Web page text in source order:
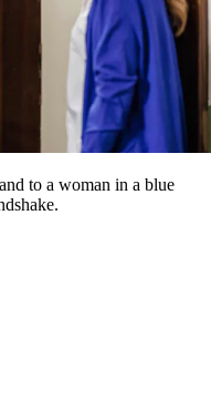
to a woman in a blue